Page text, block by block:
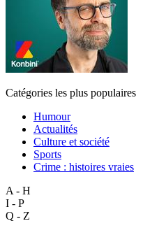
Catégories les plus populaires
Humour
Actualités
Culture et société
Sports
Crime : histoires vraies
A - H
I - P
Q - Z